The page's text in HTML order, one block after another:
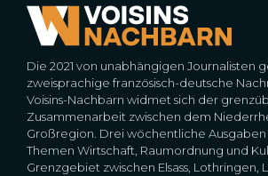
Die 2021 von unabhängigen Journalisten
zweisprachige französisch-deutsche
Voisins-Nachbarn widmet sich der
Zusammenarbeit zwischen dem
Großregion. Drei wöchentliche
Themen Wirtschaft, Raumordnung und
Grenzgebiet zwischen Elsass, Lothringen,